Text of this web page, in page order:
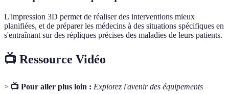
L'impression 3D permet de réaliser des interventions mieux
planifiées, et de préparer les médecins à des situations spécifiques en
s'entraînant sur des répliques précises des maladies de leurs patients.
📺 Ressource Vidéo
> 📺 Pour aller plus loin : Explorez l'avenir des équipements